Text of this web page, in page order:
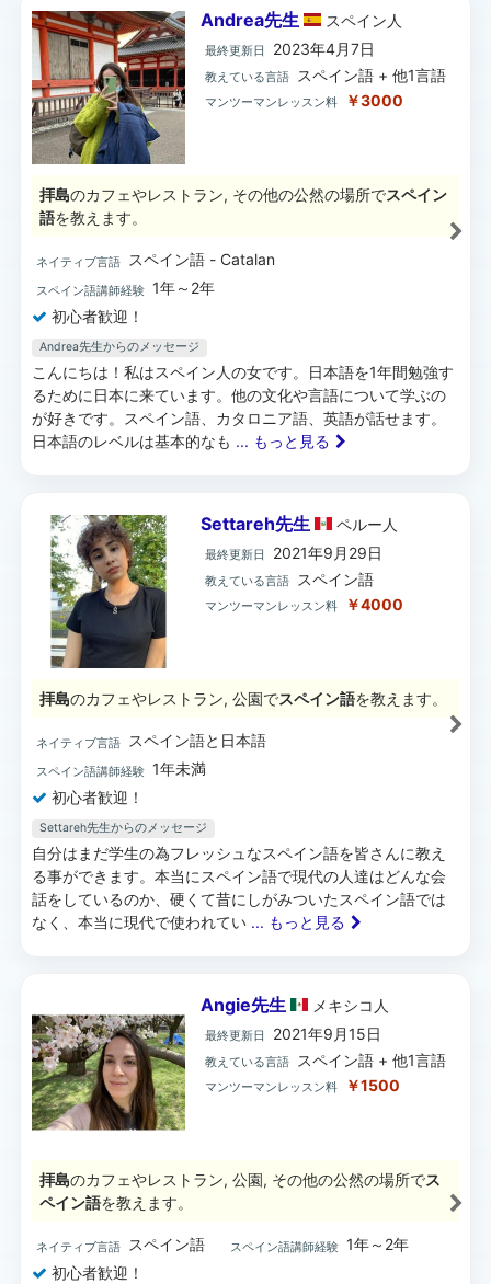
Andrea先生 スペイン 人
最終更新日 2023年4月7日
教えている言語 スペイン語 + 他1言語
マンツーマンレッスン料 ￥3000
拝島のカフェやレストラン, その他の公然の場所でスペイン
語を教えます。
ネイティブ言語 スペイン語 - Catalan
スペイン語講師経験 1年～2年
初心者歓迎！
Andrea先生からのメッセージ
こんにちは！私はスペイン人の女です。日本語を1年間勉強す
るために日本に来ています。他の文化や言語について学ぶの
が好きです。スペイン語、カタロニア語、英語が話せます。
日本語のレベルは基本的なも ... もっと見る
Settareh先生 ペルー 人
最終更新日 2021年9月29日
教えている言語 スペイン語
マンツーマンレッスン料 ￥4000
拝島のカフェやレストラン, 公園でスペイン語を教えます。
ネイティブ言語 スペイン語と日本語
スペイン語講師経験 1年未満
初心者歓迎！
Settareh先生からのメッセージ
自分はまだ学生の為フレッシュなスペイン語を皆さんに教え
る事ができます。本当にスペイン語で現代の人達はどんな会
話をしているのか、硬くて昔にしがみついたスペイン語では
なく、本当に現代で使われてい ... もっと見る
Angie先生 メキシコ 人
最終更新日 2021年9月15日
教えている言語 スペイン語 + 他1言語
マンツーマンレッスン料 ￥1500
拝島のカフェやレストラン, 公園, その他の公然の場所でス
ペイン語を教えます。
ネイティブ言語 スペイン語 スペイン語講師経験 1年～2年
初心者歓迎！